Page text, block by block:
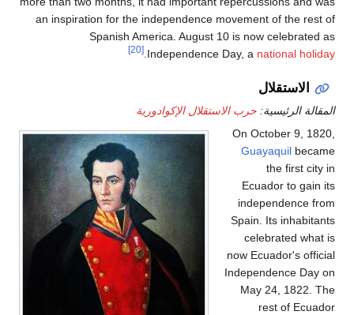
an inspiration for the independence movement of
Spanish America. August 10 is now
Independence Day, a
.
[20]
حرب الاستقلال الإكوادورية
On October
Guayaquil
the
Ecuador
Spain. Its
now
May 24,
rest of